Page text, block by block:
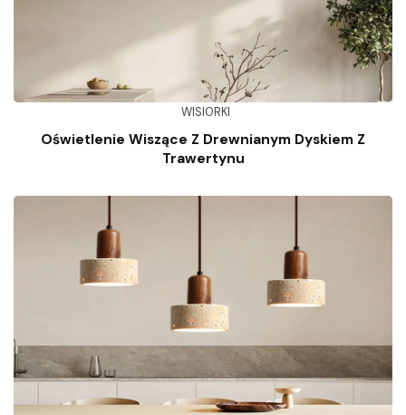
WISIORKI
Oświetlenie Wiszące Z Drewnianym Dyskiem Z
Trawertynu